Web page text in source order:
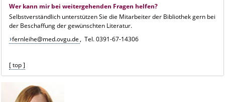
Wer kann mir bei weitergehenden Fragen helfen?
Selbstverständlich unterstützen Sie die Mitarbeiter der Bibliothek gern bei
der Beschaffung der gewünschten Literatur.
fernleihe@med.ovgu.de, Tel. 0391-67-14306
[ top ]